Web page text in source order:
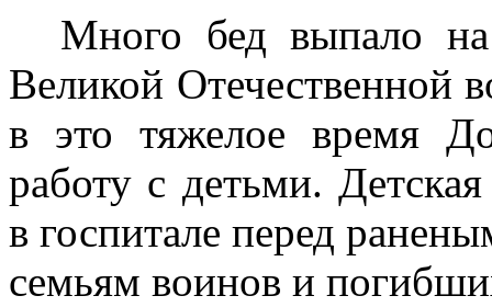
Много бед выпало
Великой Отечественной
в это тяжелое время
работу с детьми.
в госпитале перед
семьям воинов и